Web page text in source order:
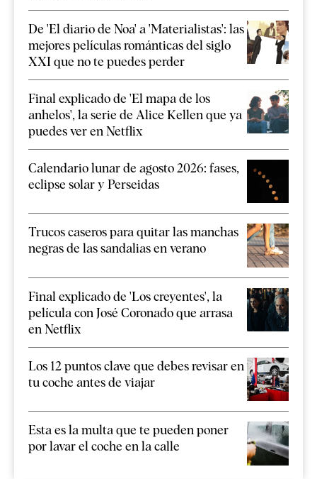
De 'El diario de Noa' a 'Materialistas': las
mejores películas románticas del siglo
XXI que no te puedes perder
Final explicado de 'El mapa de los
anhelos', la serie de Alice Kellen que ya
puedes ver en Netflix
Calendario lunar de agosto 2026: fases,
eclipse solar y Perseidas
Trucos caseros para quitar las manchas
negras de las sandalias en verano
Final explicado de 'Los creyentes', la
película con José Coronado que arrasa
en Netflix
Los 12 puntos clave que debes revisar en
tu coche antes de viajar
Esta es la multa que te pueden poner
por lavar el coche en la calle